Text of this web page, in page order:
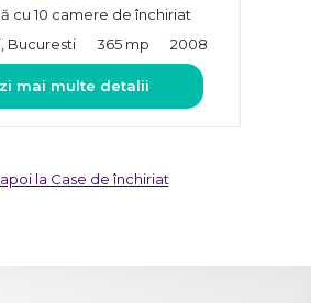
cu 10 camere de închiriat
Bucuresti
365 mp 2008
mai multe detalii
la Case de închiriat